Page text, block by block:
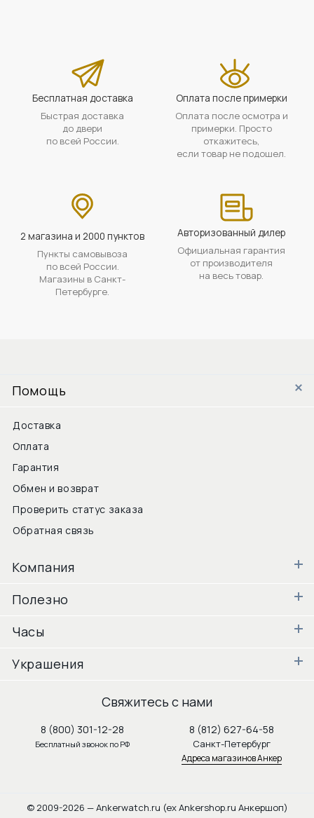
Бесплатная доставка
Быстрая доставка
до двери
по всей России.
Оплата после примерки
Оплата после осмотра и
примерки. Просто
откажитесь,
если товар не подошел.
2 магазина и 2000 пунктов
Пункты самовывоза
по всей России.
Магазины в Санкт-
Петербурге.
Авторизованный дилер
Официальная гарантия
от производителя
на весь товар.
Помощь
Доставка
Оплата
Гарантия
Обмен и возврат
Проверить статус заказа
Обратная связь
Компания
Полезно
Часы
Украшения
Свяжитесь с нами
8 (800) 301-12-28
Бесплатный звонок по РФ
8 (812) 627-64-58
Санкт-Петербург
Адреса магазинов Анкер
© 2009-2026 — Ankerwatch.ru (ex Ankershop.ru Анкершоп)